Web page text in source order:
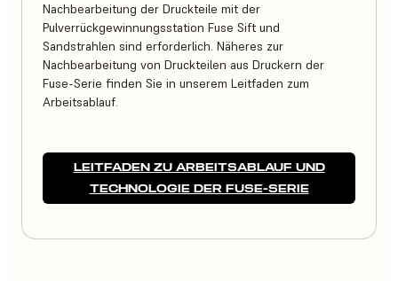
Nachbearbeitung der Druckteile mit der
Pulverrückgewinnungsstation Fuse Sift und
Sandstrahlen sind erforderlich. Näheres zur
Nachbearbeitung von Druckteilen aus Druckern der
Fuse-Serie finden Sie in unserem Leitfaden zum
Arbeitsablauf.
LEITFADEN ZU ARBEITSABLAUF UND
TECHNOLOGIE DER FUSE-SERIE